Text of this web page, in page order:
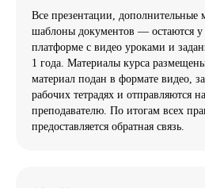
голове переварилось)
безумно приятно
Эксперта своего дела! Еще
Елена, за
поддерживающую
Все презентации, дополнительные
шаблоны документов — остаются у
платформе с видео уроками и
1 года. Материалы курса
материал подан в формате видео,
рабочих тетрадях и отправляются
преподавателю. По итогам всех
предоставляется обратная связь.